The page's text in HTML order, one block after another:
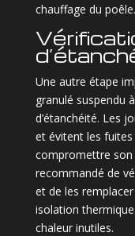
chauffage du poêle.
Une autre étape
granulé suspendu
d’étanchéité. Les
et évitent les
compromettre son
recommandé de
et de les
isolation
chaleur inutiles.